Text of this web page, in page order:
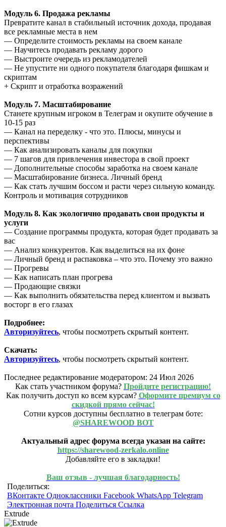
Модуль 6. Продажа рекламы
Превратите канал в стабильный источник дохода, продавая
все рекламные места в нем
— Определите стоимость рекламы на своем канале
— Научитесь продавать рекламу дорого
— Выстроите очередь из рекламодателей
— Не упустите ни одного покупателя благодаря фишкам и
скриптам
+ Скрипт и отработка возражений
Модуль 7. Масштабирование
Станете крупным игроком в Телеграм и окупите обучение в
10-15 раз
— Канал на переделку - что это. Плюсы, минусы и
перспективы
— Как анализировать каналы для покупки
— 7 шагов для привлечения инвестора в свой проект
— Дополнительные способы заработка на своем канале
— Масштабирование бизнеса. Личный бренд
— Как стать лучшим боссом и расти через сильную команду.
Контроль и мотивация сотрудников
Модуль 8. Как экологично продавать свои продукты и
услуги
— Создание программы продукта, которая будет продавать за
вас
— Анализ конкурентов. Как выделиться на их фоне
— Личный бренд и распаковка – что это. Почему это важно
— Прогревы
— Как написать план прогрева
— Продающие связки
— Как выполнить обязательства перед клиентом и вызвать
восторг в его глазах
Подробнее:
Авторизуйтесь, чтобы посмотреть скрытый контент.
Скачать:
Авторизуйтесь, чтобы посмотреть скрытый контент.
Последнее редактирование модератором: 24 Июл 2026
Как стать участником форума? Пройдите регистрацию!
Как получить доступ ко всем курсам? Оформите премиум со
скидкой прямо сейчас!
Сотни курсов доступны бесплатно в телеграм боте:
@SHAREWOOD BOT
Актуальный адрес форума всегда указан на сайте:
https://sharewood-zerkalo.online
Добавляйте его в закладки!
Ваш отзыв - лучшая благодарность!
Поделиться:
ВКонтакте Одноклассники Facebook WhatsApp Telegram
Электронная почта Поделиться Ссылка
Extrude